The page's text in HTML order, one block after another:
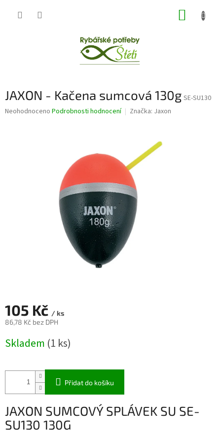
JAXON - Kačena sumcová 130g SE-SU130
Průměrné
Neohodnoceno Podrobnosti hodnocení Značka: Jaxon
105 Kč / ks
86,78 Kč bez DPH
cena:
Skladem (1 ks)
Přidat do košíku
JAXON SUMCOVÝ SPLÁVEK SU SE-
SU130 130G